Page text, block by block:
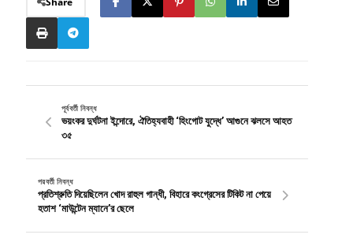
পূর্ববর্তী নিবন্ধ
ভয়ংকর দুর্ঘটনা ইন্দোরে, ঐতিহ্যবাহী ‘হিংগোট যুদ্ধে’ আগুনে ঝলসে আহত
৩৫
পরবর্তী নিবন্ধ
প্রতিশ্রুতি দিয়েছিলেন খোদ রাহুল গান্ধী, বিহারে কংগ্রেসের টিকিট না পেয়ে
হতাশ ‘মাউন্টেন ম্যানে’র ছেলে